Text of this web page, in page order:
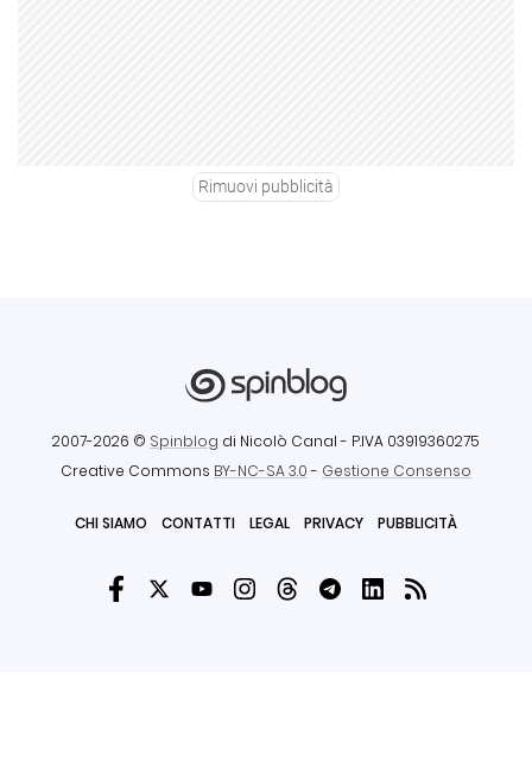
Rimuovi pubblicità
2007-2026 © Spinblog di Nicolò Canal - P.IVA 03919360275
Creative Commons BY-NC-SA 3.0- Gestione Consenso
CHI SIAMO CONTATTI LEGAL PRIVACY PUBBLICITÀ